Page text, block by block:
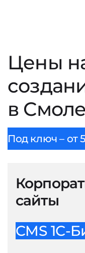
Цены
в
Под ключ – от
сайты
CMS 1С-